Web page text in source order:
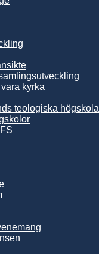
kyrka
teologiska högskola